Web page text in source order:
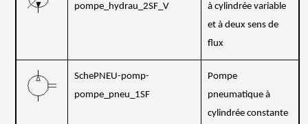
pompe_hydrau_2SF_V
à cylindrée variable
et à deux sens de
flux
SchePNEU-pomp-
pompe_pneu_1SF
Pompe
pneumatique à
cylindrée constante